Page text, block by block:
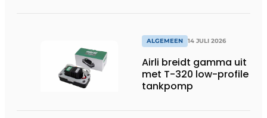
systemen
ALGEMEEN 14 JULI 2026
Airli breidt gamma uit
met T-320 low-profile
tankpomp